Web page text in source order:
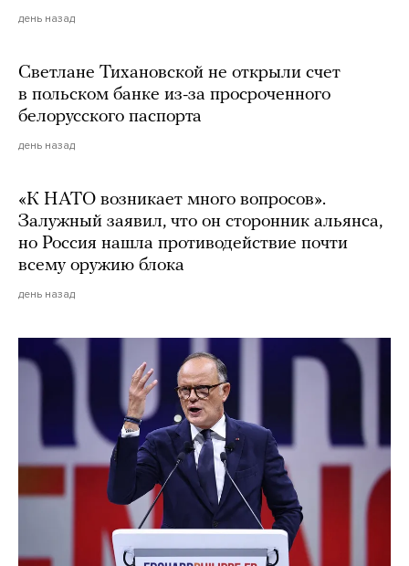
день назад
Светлане Тихановской не открыли счет
в польском банке из-за просроченного
белорусского паспорта
день назад
«К НАТО возникает много вопросов».
Залужный заявил, что он сторонник альянса,
но Россия нашла противодействие почти
всему оружию блока
день назад